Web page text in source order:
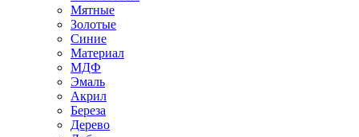
Мятные
Золотые
Синие
Материал
МДФ
Эмаль
Акрил
Береза
Дерево